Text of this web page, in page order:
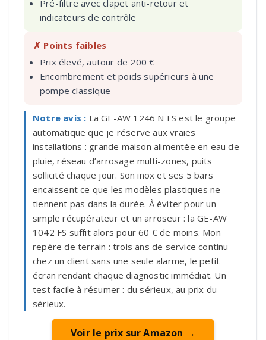
Pré-filtre avec clapet anti-retour et
indicateurs de contrôle
✗ Points faibles
Prix élevé, autour de 200 €
Encombrement et poids supérieurs à une
pompe classique
Notre avis : La GE-AW 1246 N FS est le groupe
automatique que je réserve aux vraies
installations : grande maison alimentée en eau de
pluie, réseau d’arrosage multi-zones, puits
sollicité chaque jour. Son inox et ses 5 bars
encaissent ce que les modèles plastiques ne
tiennent pas dans la durée. À éviter pour un
simple récupérateur et un arroseur : la GE-AW
1042 FS suffit alors pour 60 € de moins. Mon
repère de terrain : trois ans de service continu
chez un client sans une seule alarme, le petit
écran rendant chaque diagnostic immédiat. Un
test facile à résumer : du sérieux, au prix du
sérieux.
Voir le prix sur Amazon →